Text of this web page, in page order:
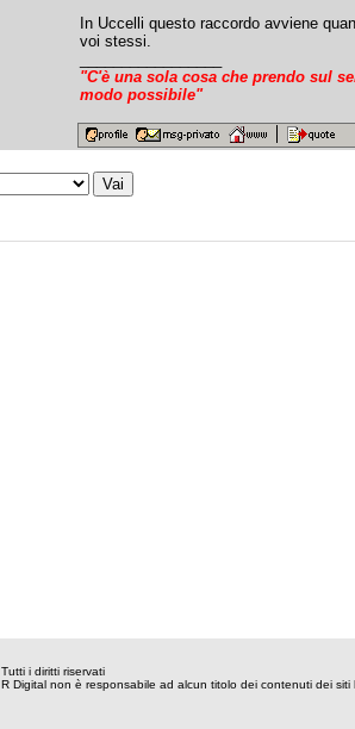
In Uccelli questo raccordo avviene
voi stessi.
"C'è una sola cosa che prendo sul
modo possibile"
Tutti i diritti riservati
R Digital non è responsabile ad alcun titolo dei contenuti dei siti